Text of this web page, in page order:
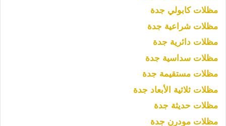
مظلات كابولي جدة
مظلات شراعية جدة
مظلات دائرية جدة
مظلات سداسية جدة
مظلات مستقيمة جدة
مظلات ثلاثية الأبعاد جدة
مظلات حديثة جدة
مظلات مودرن جدة